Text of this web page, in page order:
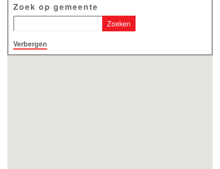
Zoek op gemeente
Zoeken
Verbergen